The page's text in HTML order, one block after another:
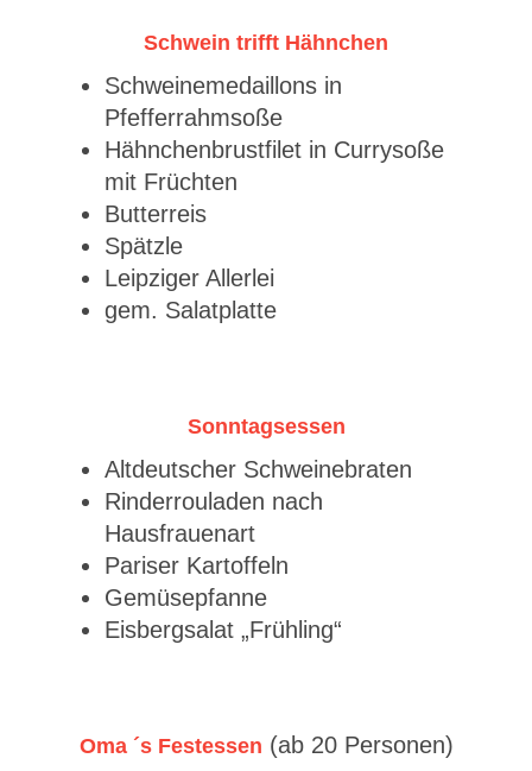
Schwein trifft Hähnchen
Schweinemedaillons in
Pfefferrahmsoße
Hähnchenbrustfilet in Currysoße
mit Früchten
Butterreis
Spätzle
Leipziger Allerlei
gem. Salatplatte
Sonntagsessen
Altdeutscher Schweinebraten
Rinderrouladen nach
Hausfrauenart
Pariser Kartoffeln
Gemüsepfanne
Eisbergsalat „Frühling“
Oma ´s Festessen (ab 20 Personen)